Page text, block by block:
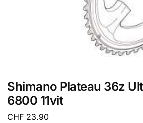
Shimano Plateau 36z
6800 11vit
CHF 23.90